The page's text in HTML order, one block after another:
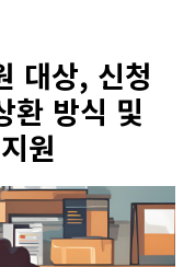
대상, 신청
환 방식 및
원